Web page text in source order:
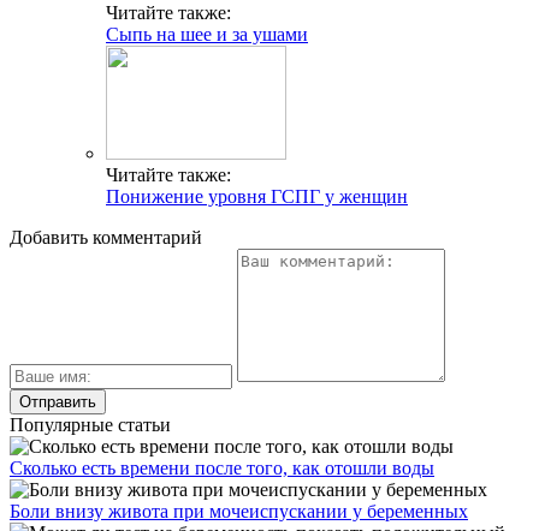
Читайте также:
Сыпь на шее и за ушами
Читайте также:
Понижение уровня ГСПГ у женщин
Добавить комментарий
Популярные статьи
Сколько есть времени после того, как отошли воды
Боли внизу живота при мочеиспускании у беременных